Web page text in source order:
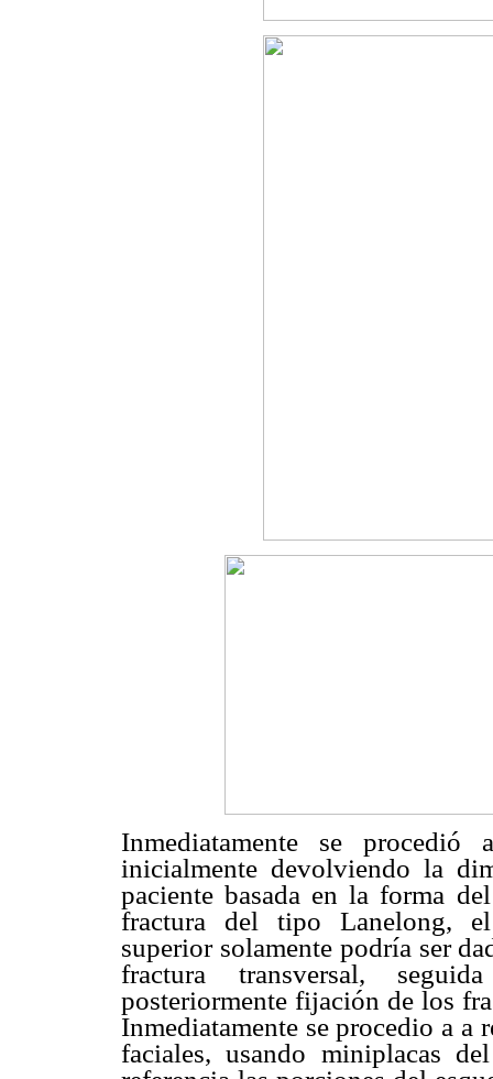
Inmediatamente se
inicialmente devolviendo la
paciente basada en la forma
fractura del tipo Lanelong,
superior solamente podría ser
fractura transversal,
posteriormente fijación de los
Inmediatamente se procedio a a
faciales, usando miniplacas